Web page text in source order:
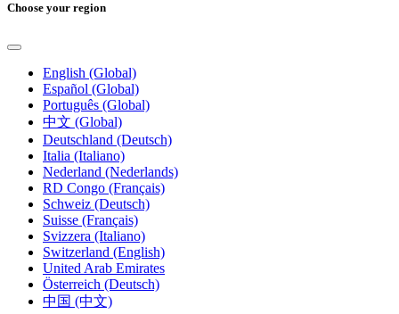
Choose your region
English (Global)
Español (Global)
Português (Global)
中文 (Global)
Deutschland (Deutsch)
Italia (Italiano)
Nederland (Nederlands)
RD Congo (Français)
Schweiz (Deutsch)
Suisse (Français)
Svizzera (Italiano)
Switzerland (English)
United Arab Emirates
Österreich (Deutsch)
中国 (中文)